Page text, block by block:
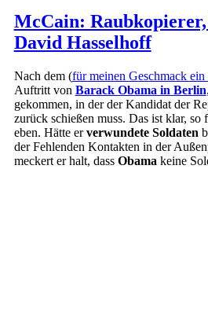
McCain:
David Hasselhoff
Nach dem (für meinen Geschmack
Auftritt von Barack Obama in Berlin
gekommen, in der der Kandidat der
zurück schießen muss. Das ist klar,
eben. Hätte erverwundete Soldaten
der Fehlenden Kontakten in der
meckert er halt, dass Obama keine